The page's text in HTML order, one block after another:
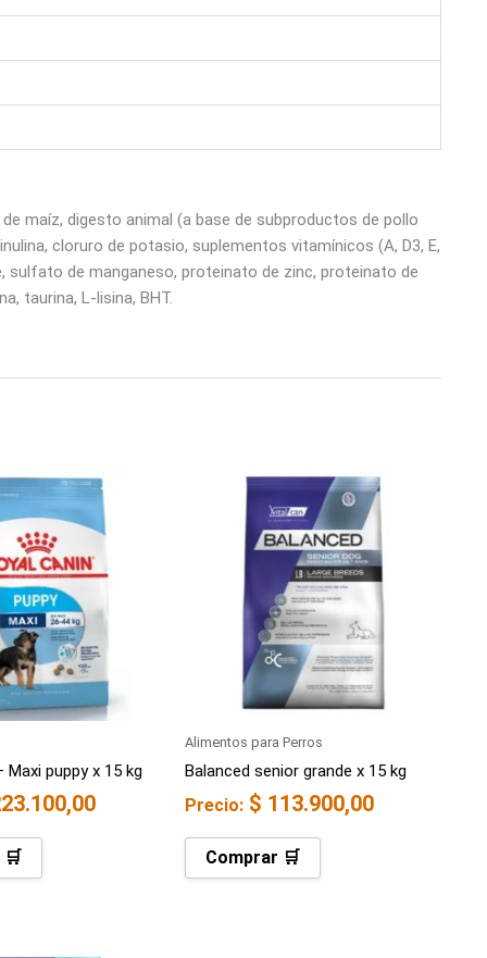
maíz, digesto animal (a base de subproductos de pollo
cloruro de potasio, suplementos vitamínicos (A, D3, E,
sulfato de manganeso, proteinato de zinc, proteinato de
taurina, L-lisina, BHT.
Maxi puppy x 15 kg
Alimentos para Perros
Balanced senior grande x 15 kg
Precio: $ 113.900,00
Comprar 🛒